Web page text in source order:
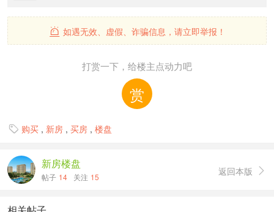
 如遇无效、虚假、诈骗信息，请立即举报！
打赏一下，给楼主点动力吧
赏
 购买 , 新房 , 买房 , 楼盘
新房楼盘
帖子 14 关注 15 返回本版 